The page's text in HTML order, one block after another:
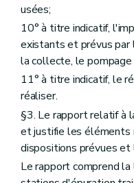
usées;
10° à titre indicatif,
existants et prévus par
la collecte, le
11° à titre indicatif, le
réaliser.
§3. Le rapport relatif à
et justifie les éléments
dispositions prévues
Le rapport comprend